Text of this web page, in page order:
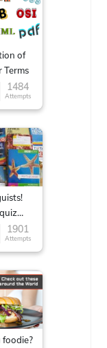
of
Terms
1484
Attempts
1901
Attempts
foodie?